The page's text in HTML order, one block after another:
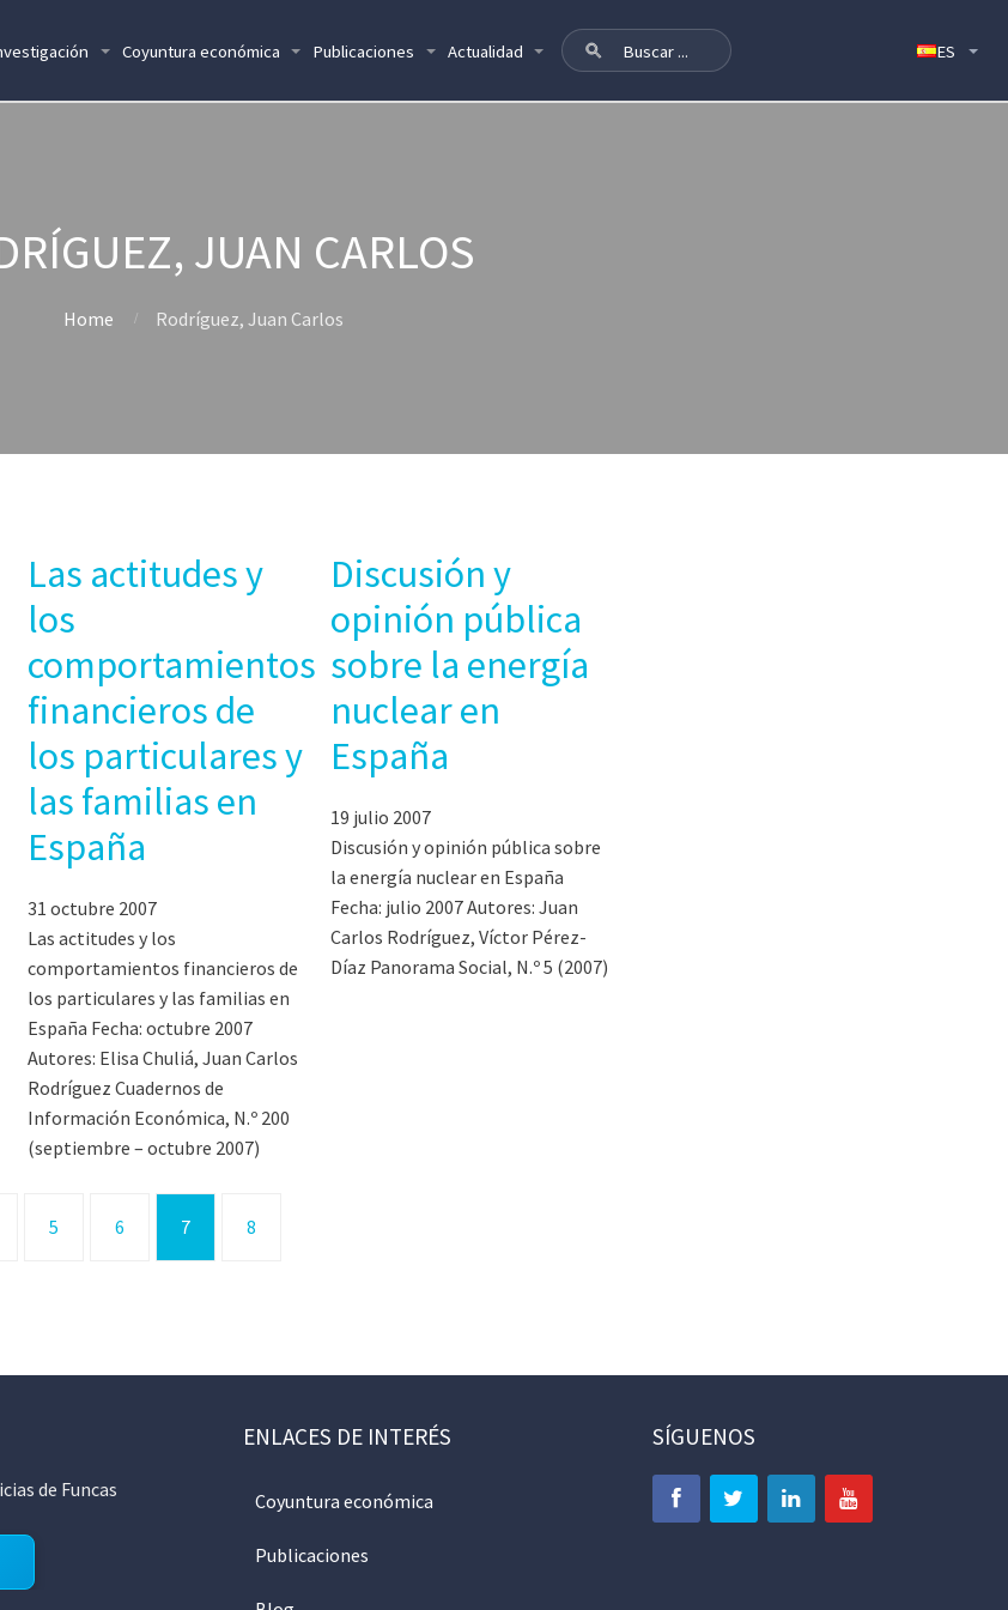
Coyuntura económica Publicaciones Actualidad
JUAN CARLOS
Home Rodríguez, Juan Carlos
Las actitudes y
los
comportamientos
financieros de
los particulares y
las familias en
España
31 octubre 2007
Las actitudes y los
comportamientos financieros de
los particulares y las familias en
España Fecha: octubre 2007
Autores: Elisa Chuliá, Juan Carlos
Rodríguez Cuadernos de
Información Económica, N.º 200
(septiembre – octubre 2007)
Discusión y
opinión pública
sobre la energía
nuclear en
España
19 julio 2007
Discusión y opinión pública sobre
la energía nuclear en España
Fecha: julio 2007 Autores: Juan
Carlos Rodríguez, Víctor Pérez-
Díaz Panorama Social, N.º 5 (2007)
5 6 7 8
de Funcas
ENLACES DE INTERÉS
Coyuntura económica
Publicaciones
SÍGUENOS